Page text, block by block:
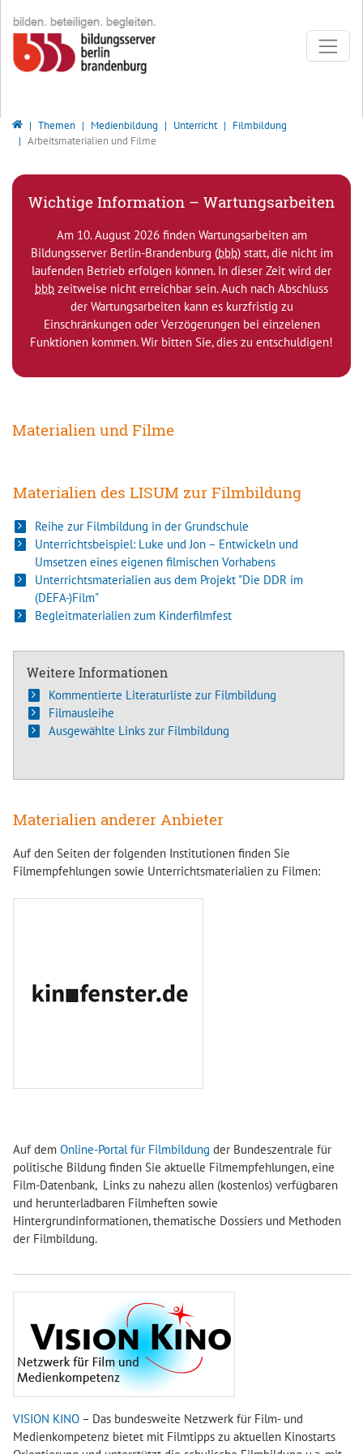
Bildungsserver Berlin - Brandenburg
Themen Medienbildung Unterricht
Filmbildung
Arbeitsmaterialien und Filme
Wichtige Information – Wartungsarbeiten
Am 10. August 2026 finden Wartungsarbeiten am
Bildungsserver Berlin-Brandenburg (bbb) statt, die nicht im
laufenden Betrieb erfolgen können. In dieser Zeit wird der
bbb zeitweise nicht erreichbar sein. Auch nach Abschluss
der Wartungsarbeiten kann es kurzfristig zu
Einschränkungen oder Verzögerungen bei einzelenen
Funktionen kommen. Wir bitten Sie, dies zu entschuldigen!
Materialien und Filme
Materialien des LISUM zur Filmbildung
Reihe zur Filmbildung in der Grundschule
Unterrichtsbeispiel: Luke und Jon – Entwickeln und
Umsetzen eines eigenen filmischen Vorhabens
Unterrichtsmaterialien aus dem Projekt "Die DDR im
(DEFA-)Film"
Begleitmaterialien zum Kinderfilmfest
Weitere Informationen
Kommentierte Literaturliste zur Filmbildung
Filmausleihe
Ausgewählte Links zur Filmbildung
Materialien anderer Anbieter
Auf den Seiten der folgenden Institutionen finden Sie
Filmempfehlungen sowie Unterrichtsmaterialien zu Filmen:
Auf dem Online-Portal für Filmbildung der Bundeszentrale für
politische Bildung finden Sie aktuelle Filmempfehlungen, eine
Film-Datenbank, Links zu nahezu allen (kostenlos) verfügbaren
und herunterladbaren Filmheften sowie
Hintergrundinformationen, thematische Dossiers und Methoden
der Filmbildung.
VISION KINO – Das bundesweite Netzwerk für Film- und
Medienkompetenz bietet mit Filmtipps zu aktuellen Kinostarts